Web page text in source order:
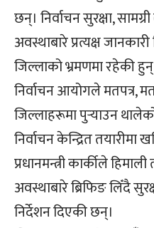
छन्। निर्वाचन सुरक्षा,
अवस्थाबारे प्रत्यक्ष
जिल्लाको भ्रमणमा रहेकी
निर्वाचन आयोगले मतपत्र,
जिल्लाहरूमा पुर्‍याउन
निर्वाचन केन्द्रित
प्रधानमन्त्री कार्कीले
अवस्थाबारे ब्रिफिङ लिँदै
निर्देशन दिएकी छन्।